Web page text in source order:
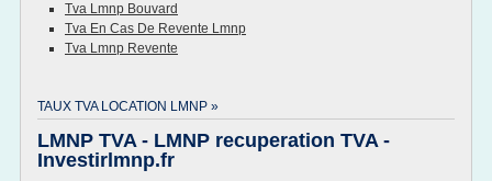
Tva Lmnp Bouvard
Tva En Cas De Revente Lmnp
Tva Lmnp Revente
TAUX TVA LOCATION LMNP »
LMNP TVA - LMNP recuperation TVA -
Investirlmnp.fr